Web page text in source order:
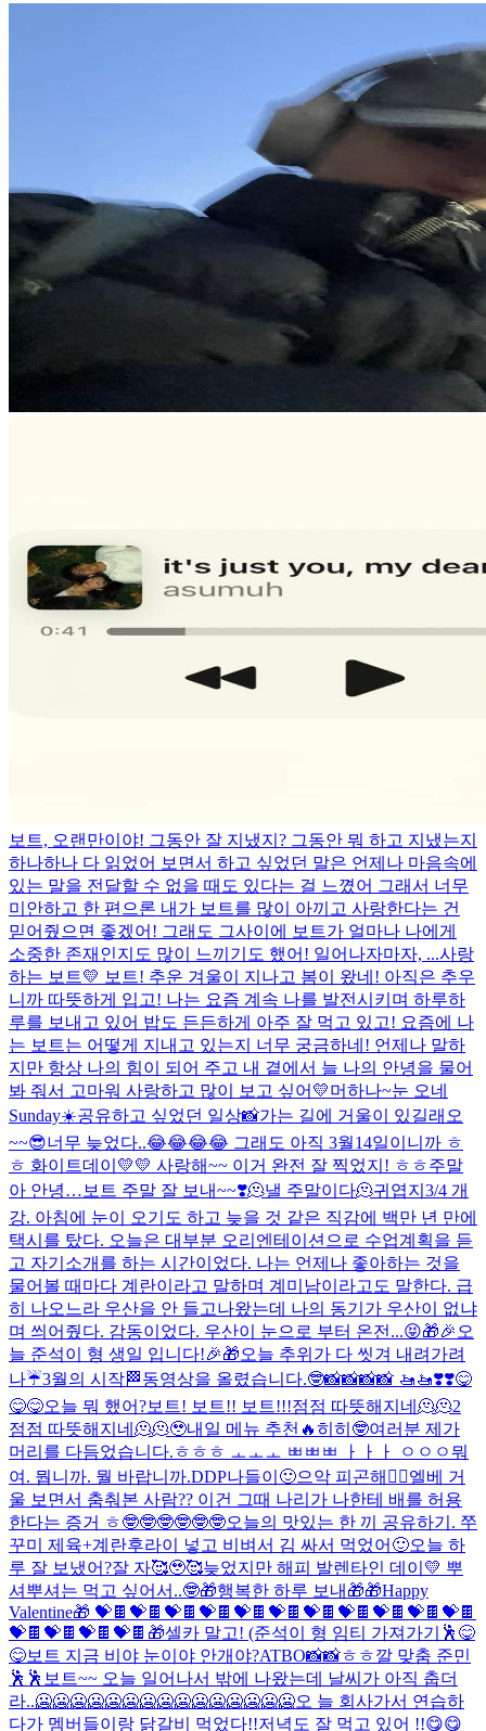
보트, 오랜만이야! 그동안 잘 지냈지? 그동안 뭐 하고 지냈는지
하나하나 다 읽었어 보면서 하고 싶었던 말은 언제나 마음속에
있는 말을 전달할 수 없을 때도 있다는 걸 느꼈어 그래서 너무
미안하고 한 편으론 내가 보트를 많이 아끼고 사랑한다는 건
믿어줬으면 좋겠어! 그래도 그사이에 보트가 얼마나 나에게
소중한 존재인지도 많이 느끼기도 했어! 일어나자마자, ...사랑
하는 보트💛 보트! 추운 겨울이 지나고 봄이 왔네! 아직은 추우
니까 따뜻하게 입고! 나는 요즘 계속 나를 발전시키며 하루하
루를 보내고 있어 밥도 든든하게 아주 잘 먹고 있고! 요즘에 나
는 보트는 어떻게 지내고 있는지 너무 궁금하네! 언제나 말하
지만 항상 나의 힘이 되어 주고 내 곁에서 늘 나의 안녕을 물어
봐 줘서 고마워 사랑하고 많이 보고 싶어💛머하나~눈 오네
Sunday☀️공유하고 싶었던 일상📸가는 길에 거울이 있길래오
~~😎너무 늦었다..😂😂😂😂 그래도 아직 3월14일이니까 ㅎ
ㅎ 화이트데이💛💛 사랑해~~ 이거 완전 잘 찍었지! ㅎㅎ주말
아 안녕… 보트 주말 잘 보내~~❣️🫠낼 주말이다🫠귀엽지 3/4 개
강. 아침에 눈이 오기도 하고 늦을 것 같은 직감에 백만 년 만에
택시를 탔다. 오늘은 대부분 오리엔테이션으로 수업계획을 듣
고 자기소개를 하는 시간이었다. 나는 언제나 좋아하는 것을
물어볼 때마다 계란이라고 말하며 계미남이라고도 말한다. 급
히 나오느라 우산을 안 들고나왔는데 나의 동기가 우산이 없냐
며 씌어줬다. 감동이었다. 우산이 눈으로 부터 온전...😝🎁🎉오
늘 준석이 형 생일 입니다!🎉🎁오늘 추위가 다 씻겨 내려가려
나☔️3월의 시작🏁동영상을 올렸습니다.🤓📸📸📸📸 🚤🚤❣️❣️😋
😋😋오늘 뭐 했어?보트! 보트!! 보트!!!점점 따뜻해지네🫠🫠2
점점 따뜻해지네🫠🫠🥹내일 메뉴 추천🔥히히🤓여러분 제가
머리를 다듬었습니다.ㅎㅎㅎ ㅗㅗㅗ ㅃㅃㅃ ㅏㅏㅏ ㅇㅇㅇ뭐
여. 뭡니까. 뭘 바랍니까.DDP나들이🙂으악 피곤해🤦‍♂️엘베 거
울 보면서 춤춰본 사람?? 이건 그때 나리가 나한테 배를 허용
한다는 증거 ㅎ🤓🤓🤓🤓🤓🤓오늘의 맛있는 한 끼 공유하기. 쭈
꾸미 제육+계란후라이 넣고 비벼서 김 싸서 먹었어🙂오늘 하
루 잘 보냈어?잘 자🥰🥹🥰늦었지만 해피 발렌타인 데이💛 뿌
셔뿌셔는 먹고 싶어서..🤓🎁행복한 하루 보내🎁🎁Happy
Valentine🎁 💝🍫💝🍫💝🍫💝🍫💝🍫💝🍫💝🍫💝🍫💝🍫💝🍫💝🍫
💝🍫💝🍫💝🍫💝🍫 🎁셀카 말고! (준석이 형 임티 가져가기🕺 😋
😋보트 지금 비야 눈이야 안개야?ATBO📸📸ㅎㅎ깔 맞춤 준민
🕺🕺 보트~~ 오늘 일어나서 밖에 나왔는데 날씨가 아직 춥더
라..🥶🥶🥶🥶🥶🥶🥶🥶🥶🥶🥶🥶🥶🥶🥶오 늘 회사가서 연습하
다가 멤버들이랑 닭갈비 먹었다!!저녁도 잘 먹고 있어 !!😋😋